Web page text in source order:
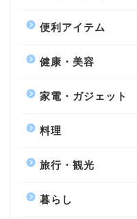
便利アイテム
健康・美容
家電・ガジェット
料理
旅行・観光
暮らし